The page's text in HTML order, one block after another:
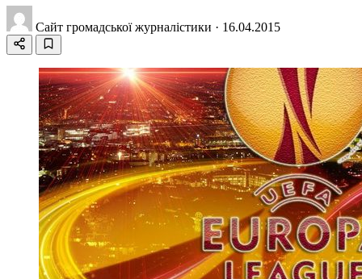
Сайт громадської журналістики · 16.04.2015